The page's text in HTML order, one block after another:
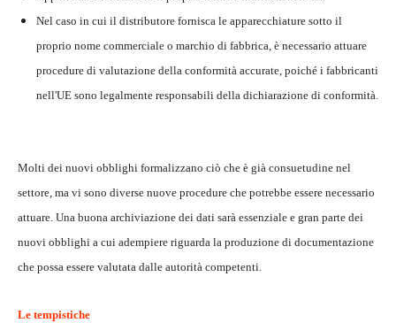
Nel caso in cui il distributore fornisca le apparecchiature sotto il
proprio nome commerciale o marchio di fabbrica, è necessario attuare
procedure di valutazione della conformità accurate, poiché i fabbricanti
nell'UE sono legalmente responsabili della dichiarazione di conformità.
Molti dei nuovi obblighi formalizzano ciò che è già consuetudine nel
settore, ma vi sono diverse nuove procedure che potrebbe essere necessario
attuare. Una buona archiviazione dei dati sarà essenziale e gran parte dei
nuovi obblighi a cui adempiere riguarda la produzione di documentazione
che possa essere valutata dalle autorità competenti.
Le tempistiche